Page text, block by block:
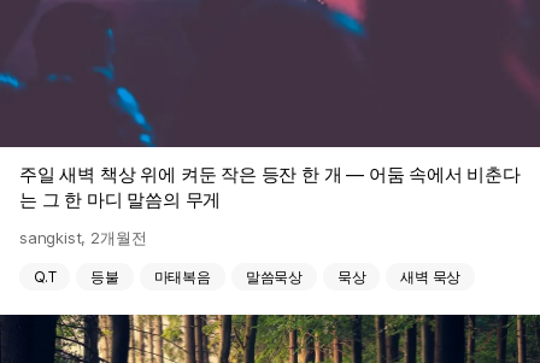
주일 새벽 책상 위에 켜둔 작은 등잔 한 개 — 어둠 속에서 비춘다
는 그 한 마디 말씀의 무게
sangkist, 2개월전
Q.T 등불 마태복음 말씀묵상 묵상 새벽 묵상